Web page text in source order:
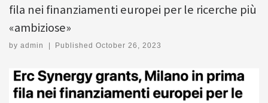
fila nei finanziamenti europei per le ricerche più
«ambiziose»
by admin PublishedOctober 26, 2023